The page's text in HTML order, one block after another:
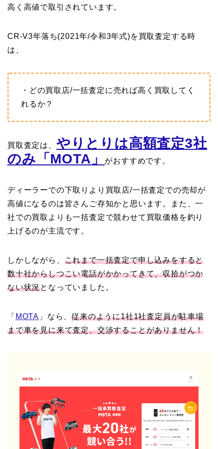
高く高値で取引されています。
CR-V3年落ち(2021年/令和3年式)を買取査定する時
は、
・どの買取店/一括査定に売れば高く買取してく
れるか？
買取査定は、 やりとりは高額査定3社
のみ「MOTA」
がおすすめです。
ディーラーでの下取りより買取店/一括査定での売却が
高値になるのは皆さんご存知かと思います。また、一
社での買取よりも一括査定で競わせて買取価格を釣り
上げるのが主流です。
しかしながら、 これまで一括査定で申し込みをすると
数十社からしつこい電話がかかってきて、収拾がつか
ない状況となっていました。
「 MOTA 」なら、従来のように1社1社査定員が駐車場
まで車を見に来て査定、交渉することがありません！